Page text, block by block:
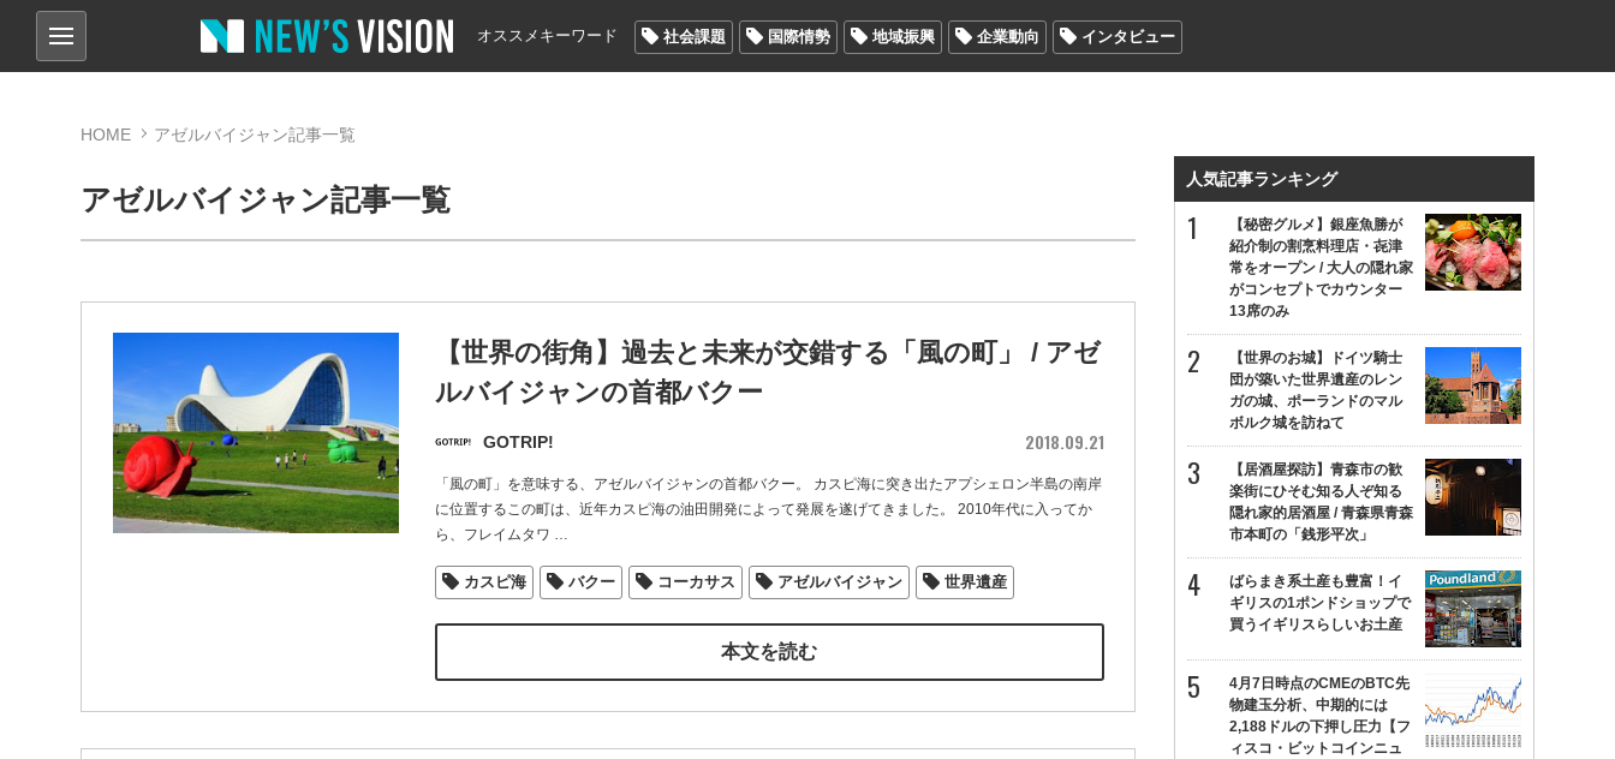
オススメキーワード 社会課題 国際情勢 地域振興 企業動向 インタビュー
HOME アゼルバイジャン記事一覧
アゼルバイジャン記事一覧
【世界の街角】過去と未来が交錯する「風の町」 / アゼ
ルバイジャンの首都バクー
GOTRIP! 2018.09.21
「風の町」を意味する、アゼルバイジャンの首都バクー。 カスピ海に突き出たアプシェロン半島の南岸
に位置するこの町は、近年カスピ海の油田開発によって発展を遂げてきました。 2010年代に入ってか
ら、フレイムタワ …
カスピ海 バクー コーカサス アゼルバイジャン 世界遺産
本文を読む
人気記事ランキング
【秘密グルメ】銀座魚勝が
紹介制の割烹料理店・㐂津
常をオープン / 大人の隠れ家
がコンセプトでカウンター
13席のみ
【世界のお城】ドイツ騎士
団が築いた世界遺産のレン
ガの城、ポーランドのマル
ボルク城を訪ねて
【居酒屋探訪】青森市の歓
楽街にひそむ知る人ぞ知る
隠れ家的居酒屋 / 青森県青森
市本町の「銭形平次」
ばらまき系土産も豊富！イ
ギリスの1ポンドショップで
買うイギリスらしいお土産
4月7日時点のCMEのBTC先
物建玉分析、中期的には
2,188ドルの下押し圧力【フ
ィスコ・ビットコインニュ